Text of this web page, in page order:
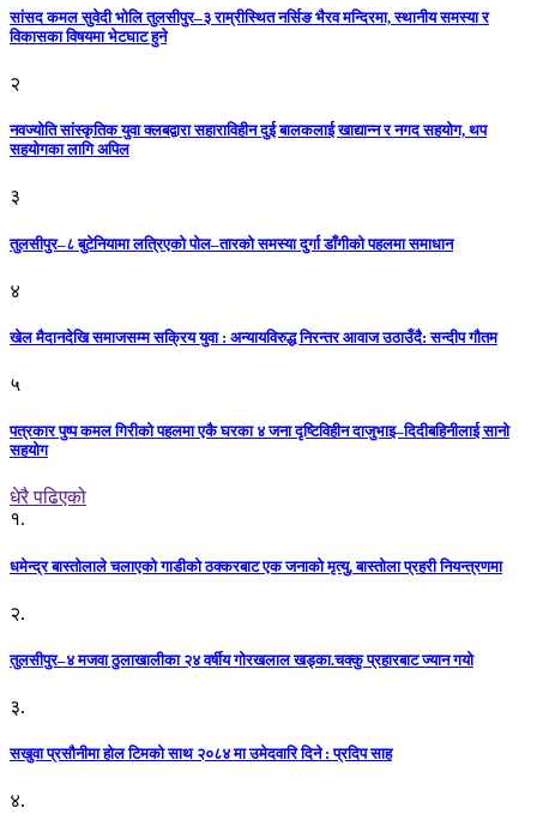
सांसद कमल सुवेदी भोलि तुलसीपुर–३ राम्रीस्थित नर्सिङ भैरव मन्दिरमा, स्थानीय समस्या र
विकासका विषयमा भेटघाट हुने
२
नवज्योति सांस्कृतिक युवा क्लबद्वारा सहाराविहीन दुई बालकलाई खाद्यान्न र नगद सहयोग, थप
सहयोगका लागि अपिल
३
तुलसीपुर–८ बुटेनियामा लत्रिएको पोल–तारको समस्या दुर्गा डाँगीको पहलमा समाधान
४
खेल मैदानदेखि समाजसम्म सक्रिय युवा : अन्यायविरुद्ध निरन्तर आवाज उठाउँदै: सन्दीप गौतम
५
पत्रकार पुष्प कमल गिरीको पहलमा एकै घरका ४ जना दृष्टिविहीन दाजुभाइ–दिदीबहिनीलाई सानो
सहयोग
धेरै पढिएको
१.
धमेन्द्र बास्तोलाले चलाएको गाडीको ठक्करबाट एक जनाको मृत्यु, बास्तोला प्रहरी नियन्त्रणमा
२.
तुलसीपुर–४ मजवा ठुलाखालीका २४ वर्षीय गोरखलाल खड्का.चक्कु प्रहारबाट ज्यान गयो
३.
सखुवा प्रसौनीमा होल टिमको साथ २०८४ मा उमेदवारि दिने : प्रदिप साह
४.